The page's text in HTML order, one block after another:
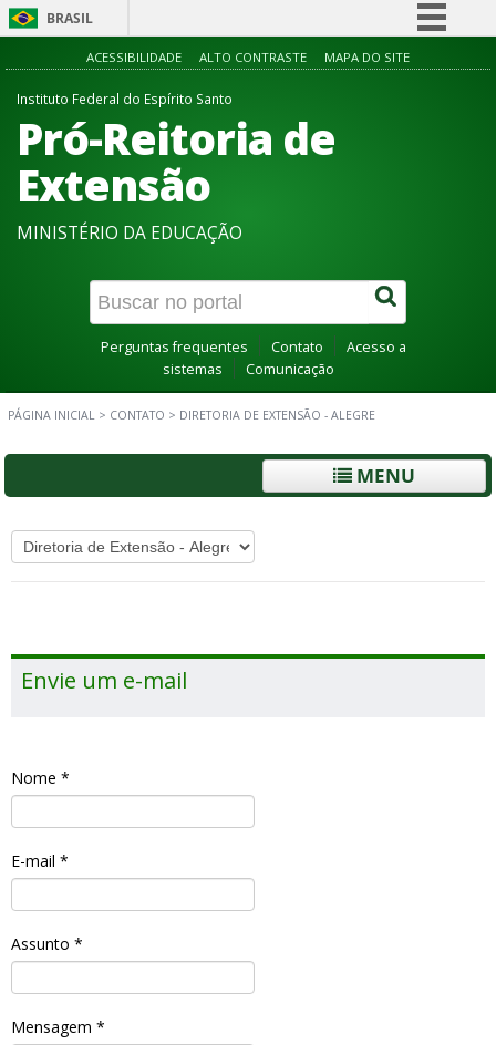
BRASIL
Simplifique!
Acesso à informação
ACESSIBILIDADE ALTO CONTRASTE MAPA DO SITE
Instituto Federal do Espírito Santo
Pró-Reitoria de
Extensão
MINISTÉRIO DA EDUCAÇÃO
Perguntas frequentes Contato
Acesso a
sistemas
Comunicação
PÁGINA INICIAL > CONTATO > DIRETORIA DE EXTENSÃO - ALEGRE
MENU
Envie um e-mail
Nome *
E-mail *
Assunto *
Mensagem *